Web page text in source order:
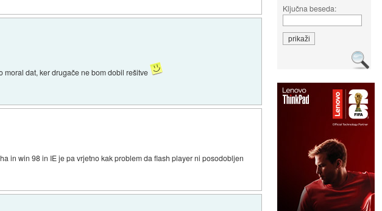
Ključna beseda:
dat, ker drugače ne bom dobil rešitve
in win 98 in IE je pa vrjetno kak problem da flash player ni posodobljen